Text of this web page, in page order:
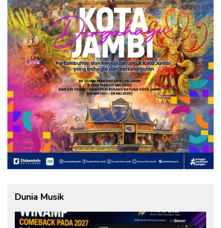
Dunia Musik